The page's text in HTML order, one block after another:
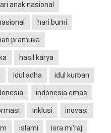
anak nasional
hari bumi
pramuka
hasil karya
idul adha idul kurban
indonesia emas
inklusi inovasi
islami isra mi'raj